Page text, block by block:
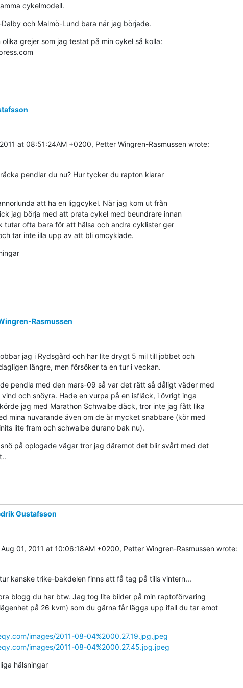
cykelmodell.
och Malmö-Lund bara när jag började.
olika grejer som jag testat på min cykel så kolla:
at 08:51:24AM +0200, Petter Wingren-Rasmussen wrote:
pendlar du nu? Hur tycker du rapton klarar
att ha en liggcykel. När jag kom ut från
jag börja med att prata cykel med beundrare innan
tutar ofta bara för att hälsa och andra cyklister ger
tar inte illa upp av att bli omcyklade.
Rasmussen
jag i Rydsgård och har lite drygt 5 mil till jobbet och
längre, men försöker ta en tur i veckan.
pendla med den mars-09 så var det rätt så dåligt väder med
vind och snöyra. Hade en vurpa på en isfläck, i övrigt inga
jag med Marathon Schwalbe däck, tror inte jag fått lika
mina nuvarande även om de är mycket snabbare (kör med
lite fram och schwalbe durano bak nu).
på oplogade vägar tror jag däremot det blir svårt med det
Gustafsson
01, 2011 at 10:06:18AM +0200, Petter Wingren-Rasmussen wrote:
kanske trike-bakdelen finns att få tag på tills vintern...
blogg du har btw. Jag tog lite bilder på min raptoförvaring
på 26 kvm) som du gärna får lägga upp ifall du tar emot
images/2011-08-04%2000.27.19.jpg.jpeg
images/2011-08-04%2000.27.45.jpg.jpeg
hälsningar